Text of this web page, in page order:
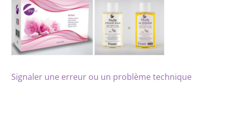
Signaler une erreur ou un problème technique